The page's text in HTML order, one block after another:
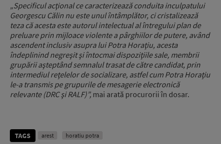
„Specificul acţional ce caracterizează conduita inculpatului
Georgescu Călin nu este unul întâmplător, ci cristalizează
teza că acesta este autorul intelectual al întregului plan de
preluare prin mijloace violente a pârghiilor de putere, având
ascendent inclusiv asupra lui Potra Horaţiu, acesta
îndeplinind negreşit şi întocmai dispoziţiile sale, membrii
grupării aşteptând semnalul trasat de către candidat, prin
intermediul reţelelor de socializare, astfel cum Potra Horaţiu
le-a transmis pe grupurile de mesagerie electronică
relevante (DRC şi RALF)”, mai arată procurorii în dosar.
TAGS arest horatiu potra